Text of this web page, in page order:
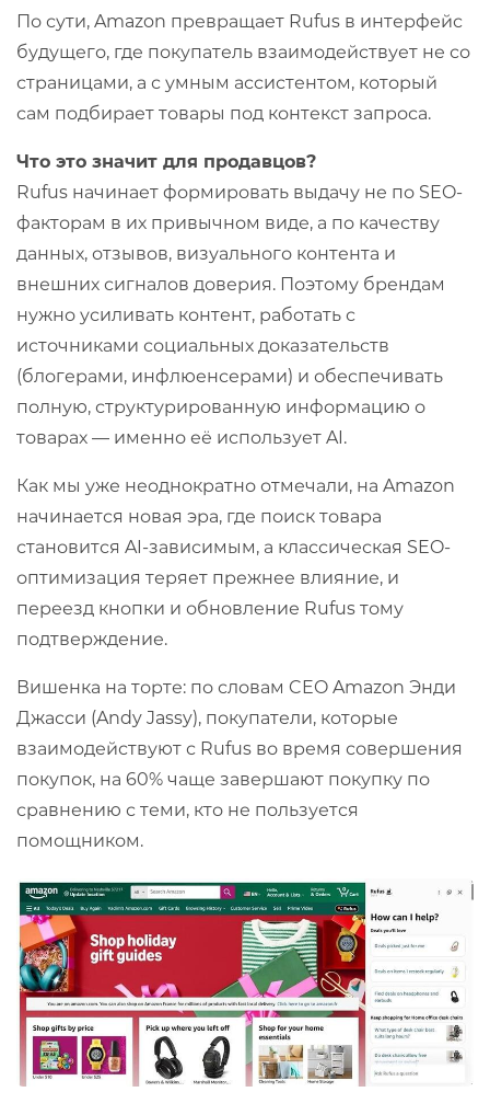
По сути, Amazon превращает Rufus в интерфейс
будущего, где покупатель взаимодействует не со
страницами, а с умным ассистентом, который
сам подбирает товары под контекст запроса.
Что это значит для продавцов?
Rufus начинает формировать выдачу не по SEO-
факторам в их привычном виде, а по качеству
данных, отзывов, визуального контента и
внешних сигналов доверия. Поэтому брендам
нужно усиливать контент, работать с
источниками социальных доказательств
(блогерами, инфлюенсерами) и обеспечивать
полную, структурированную информацию о
товарах — именно её использует AI.
Как мы уже неоднократно отмечали, на Amazon
начинается новая эра, где поиск товара
становится AI-зависимым, а классическая SEO-
оптимизация теряет прежнее влияние, и
переезд кнопки и обновление Rufus тому
подтверждение.
Вишенка на торте: по словам CEO Amazon Энди
Джасси (Andy Jassy), покупатели, которые
взаимодействуют с Rufus во время совершения
покупок, на 60% чаще завершают покупку по
сравнению с теми, кто не пользуется
помощником.